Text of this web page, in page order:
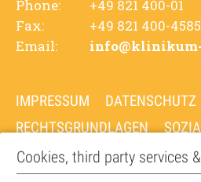
Phone:
+49 821 400-01
Fax:
+49 821 400-4585
Email:
IMPRESSUM
DATENSCHUTZ
RECHTSGRUNDLAGEN
COOKIE EINSTELLUNGEN
Cookies, third party services